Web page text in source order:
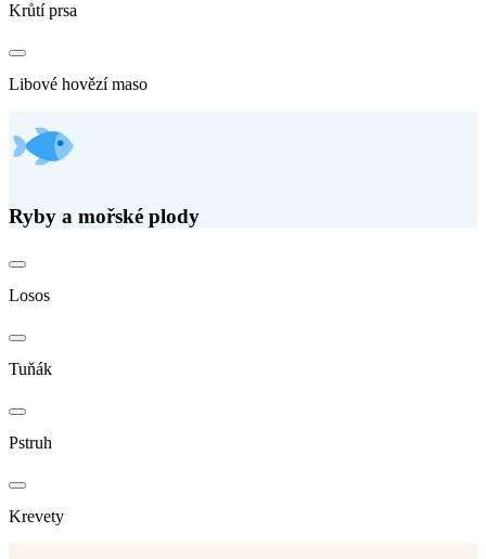
Krůtí prsa
Libové hovězí maso
Ryby a mořské plody
Losos
Tuňák
Pstruh
Krevety